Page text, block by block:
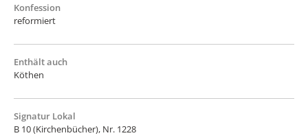
Konfession
reformiert
Enthält auch
Köthen
Signatur Lokal
B 10 (Kirchenbücher), Nr. 1228